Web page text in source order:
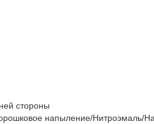
стороны
напыление/Нитроэмаль/